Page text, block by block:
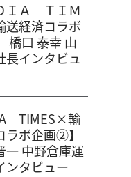
ＩＡ ＴＩＭ
送経済コラボ
橋口 泰幸 山
長インタビュ
TIMES×輸
ラボ企画②】
中野倉庫運
ンタビュー